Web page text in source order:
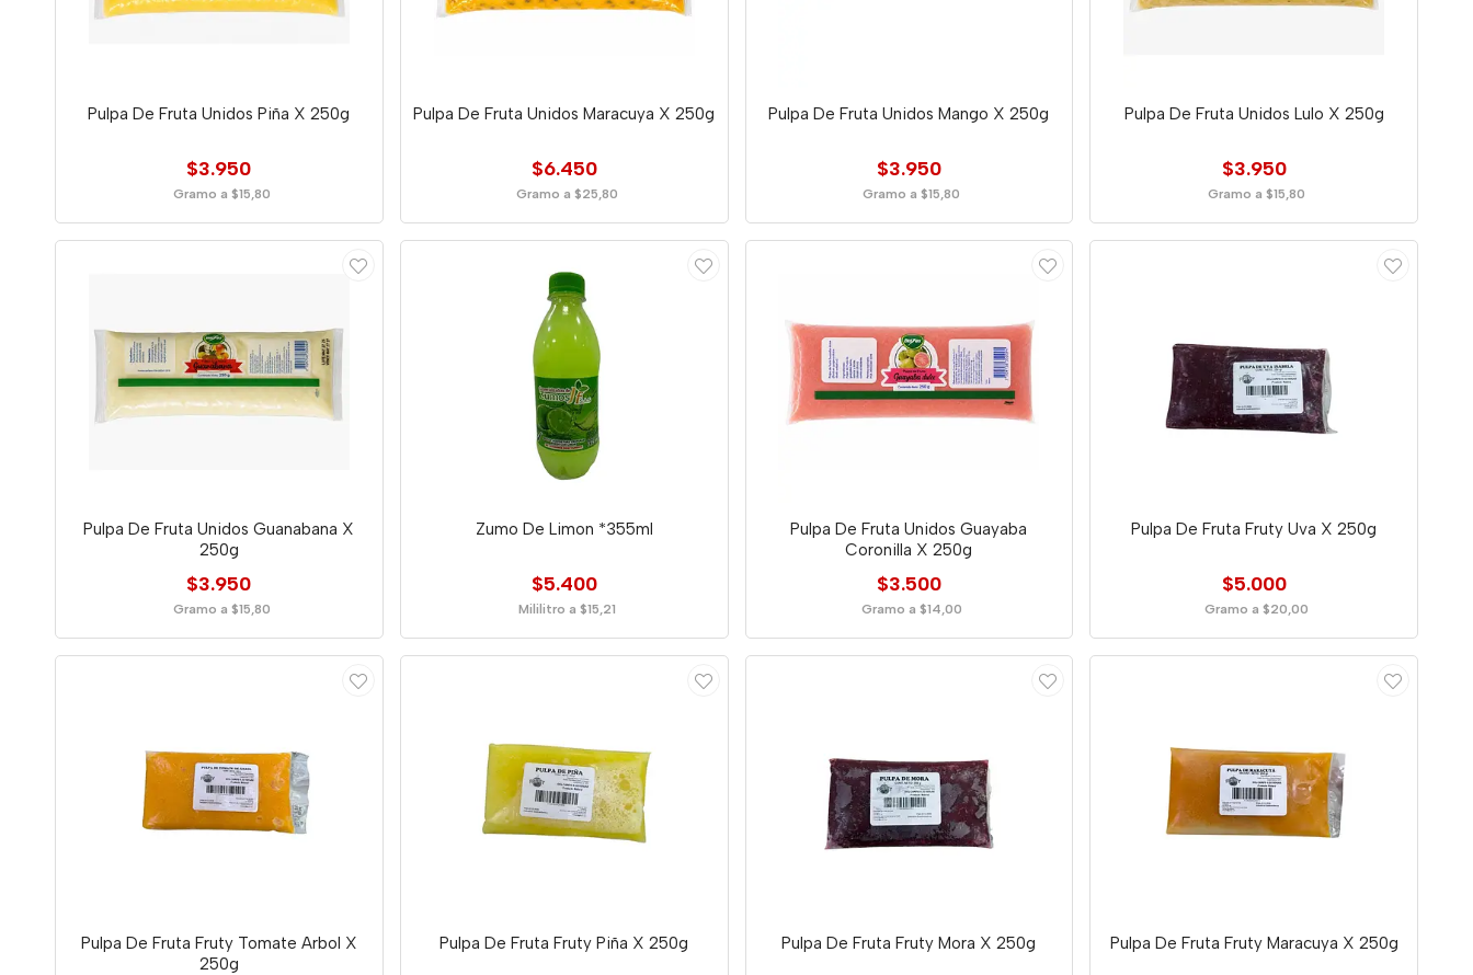
Pulpa De Fruta Unidos Piña X 250g
$3.950
Gramo a $15,80
Pulpa De Fruta Unidos Maracuya X 250g
$6.450
Gramo a $25,80
Pulpa De Fruta Unidos Mango X 250g
$3.950
Gramo a $15,80
Pulpa De Fruta Unidos Lulo X 250g
$3.950
Gramo a $15,80
Pulpa De Fruta Unidos Guanabana X
250g
$3.950
Gramo a $15,80
Zumo De Limon *355ml
$5.400
Mililitro a $15,21
Pulpa De Fruta Unidos Guayaba
Coronilla X 250g
$3.500
Gramo a $14,00
Pulpa De Fruta Fruty Uva X 250g
$5.000
Gramo a $20,00
Pulpa De Fruta Fruty Tomate Arbol X
250g
Pulpa De Fruta Fruty Piña X 250g Pulpa De Fruta Fruty Mora X 250g Pulpa De Fruta Fruty Maracuya X 250g